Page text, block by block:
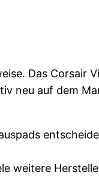
Das Corsair
neu auf dem
weitere